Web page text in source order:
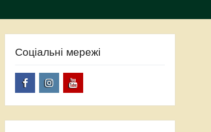
Соціальні мережі